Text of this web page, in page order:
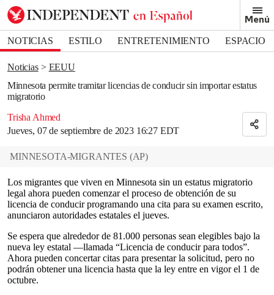
Menú
NOTICIAS ESTILO ENTRETENIMIENTO
ESPACIO
DEPORTES
Noticias
EEUU
Minnesota permite tramitar licencias de conducir sin importar estatus
migratorio
Trisha Ahmed
Jueves, 07 de septiembre de 2023 16:27 EDT
Bookmark popover
Removed from bookmarks
Close popover
MINNESOTA-MIGRANTES (AP)
Los migrantes que viven en Minnesota sin un estatus migratorio
legal ahora pueden comenzar el proceso de obtención de su
licencia de conducir programando una cita para su examen escrito,
anunciaron autoridades estatales el jueves.
Se espera que alrededor de 81.000 personas sean elegibles bajo la
nueva ley estatal —llamada “Licencia de conducir para todos”.
Ahora pueden concertar citas para presentar la solicitud, pero no
podrán obtener una licencia hasta que la ley entre en vigor el 1 de
octubre.